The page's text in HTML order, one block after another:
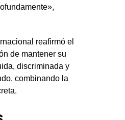
reafirmó el
de mantener su
discriminada y
combinando la